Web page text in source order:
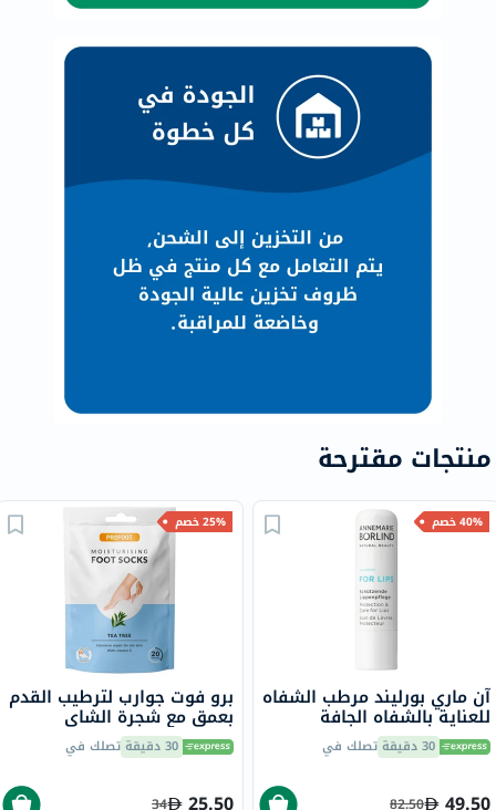
منتجات مقترحة
40% خصم
آن ماري بورليند مرطب الشفاه
للعناية بالشفاه الجافة
والمتشققة 4.8 جرام
30 دقيقة تصلك في
82.50
25% خصم
برو فوت جوارب لترطيب القدم
بعمق مع شجرة الشاي
وفيتامين E لإصلاح البشرة
الجافة،حزمه من زوج واحد
30 دقيقة تصلك في
34